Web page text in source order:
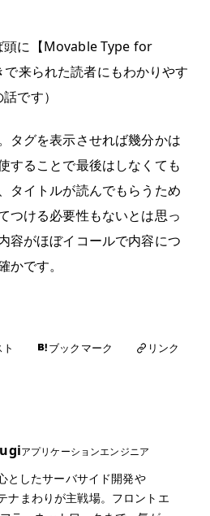
頭に【Movable Type for
で来られた読者にもわかりやす
です）
タグを表示させれば幾分かは
することで最後はしなくても
タイトルが読んでもらうため
つける必要性もないとは思っ
容がほぼイコールで内容につ
かです。
ブックマーク リンク
アプリケーションエンジニア
としたサーバサイド開発や
ナまわりが主戦場。フロントエ